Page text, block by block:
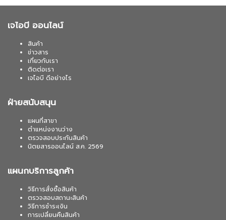
เจไอบี ออนไลน์
สินค้า
ข่าวสาร
เกี่ยวกับเรา
ติดต่อเรา
เจไอบี ดีอย่างไร
ฝ่ายสนับสนุน
แผนที่สาขา
ตำแหน่งงานว่าง
ตรวจสอบประกันสินค้า
นิตยสารออนไลน์ ส.ค. 2569
แผนกบริการลูกค้า
วิธีการสั่งซื้อสินค้า
ตรวจสอบสถานะสินค้า
วิธีการชำระเงิน
การเปลี่ยนคืนสินค้า